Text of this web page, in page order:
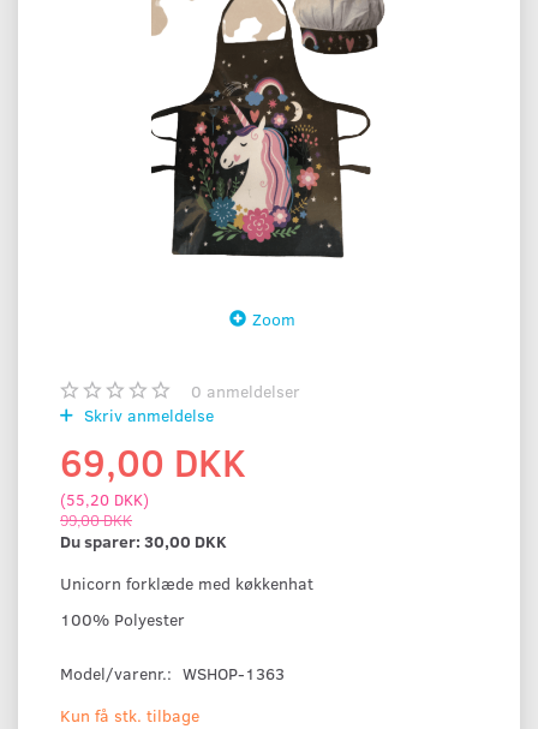
Zoom
0 anmeldelser
Skriv anmeldelse
69,00 DKK
(55,20 DKK)
99,00 DKK
Du sparer: 30,00 DKK
Unicorn forklæde med køkkenhat
100% Polyester
Model/varenr.: WSHOP-1363
Kun få stk. tilbage